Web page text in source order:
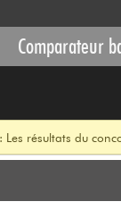
Comparateur
résultats du